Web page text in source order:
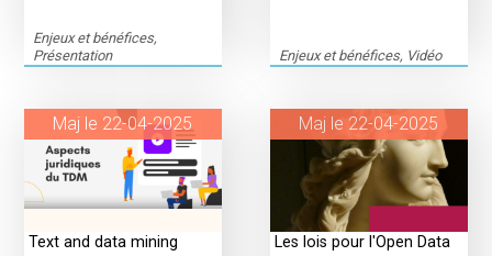
Enjeux et bénéfices,
Présentation
Enjeux et bénéfices, Vidéo
Maj le 22-04-2025
Text and data mining
Maj le 22-04-2025
Les lois pour l'Open Data